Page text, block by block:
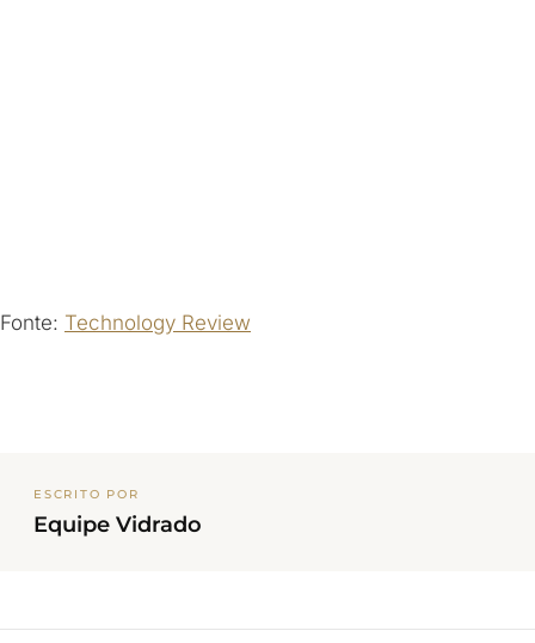
Fonte: Technology Review
ESCRITO POR
Equipe Vidrado